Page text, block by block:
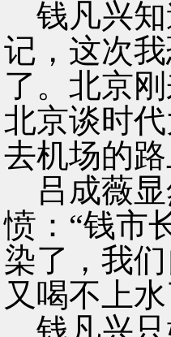
钱凡兴知
记，这次
了。北京
北京谈时
去机场的
吕成薇显
愤：“钱市
染了，我
又喝不上